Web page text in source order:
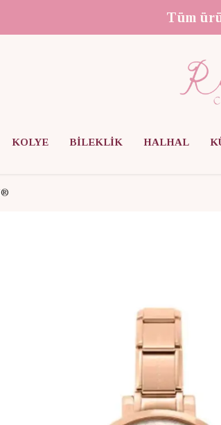
3000 ₺
KOLYE BİLEKLİK HALHAL